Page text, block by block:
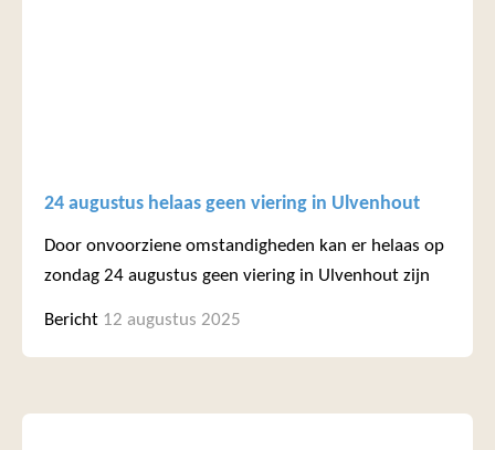
24 augustus helaas geen viering in Ulvenhout
Door onvoorziene omstandigheden kan er helaas op
zondag 24 augustus geen viering in Ulvenhout zijn
Bericht 12 augustus 2025